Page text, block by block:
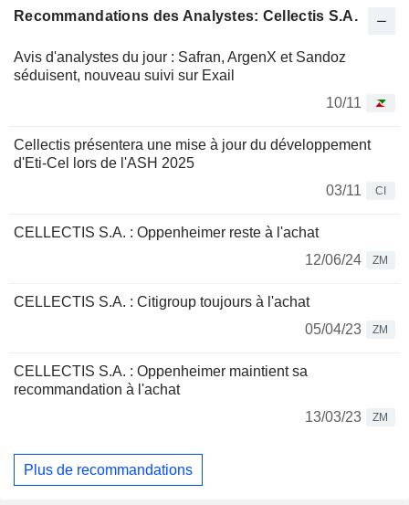
Recommandations des Analystes: Cellectis S.A.
Avis d'analystes du jour : Safran, ArgenX et Sandoz
séduisent, nouveau suivi sur Exail
10/11
Cellectis présentera une mise à jour du développement
d'Eti-Cel lors de l'ASH 2025
03/11
CI
CELLECTIS S.A. : Oppenheimer reste à l'achat
12/06/24
ZM
CELLECTIS S.A. : Citigroup toujours à l'achat
05/04/23
ZM
CELLECTIS S.A. : Oppenheimer maintient sa
recommandation à l'achat
13/03/23
ZM
Plus de recommandations